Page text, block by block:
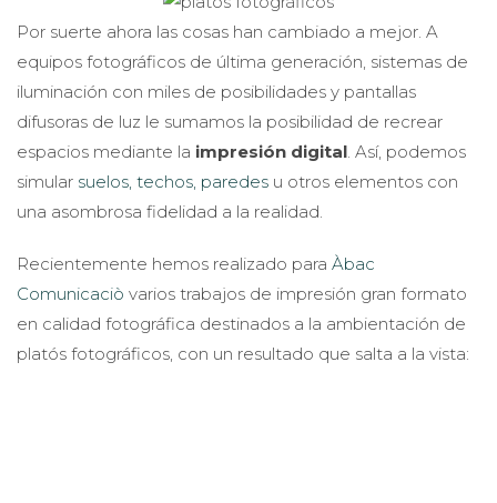
Por suerte ahora las cosas han cambiado a mejor. A
equipos fotográficos de última generación, sistemas de
iluminación con miles de posibilidades y pantallas
difusoras de luz le sumamos la posibilidad de recrear
espacios mediante la impresión digital . Así, podemos
simular suelos, techos, paredes u otros elementos con
una asombrosa fidelidad a la realidad.
Recientemente hemos realizado para Àbac
Comunicaciò varios trabajos de impresión gran formato
en calidad fotográfica destinados a la ambientación de
platós fotográficos, con un resultado que salta a la vista: